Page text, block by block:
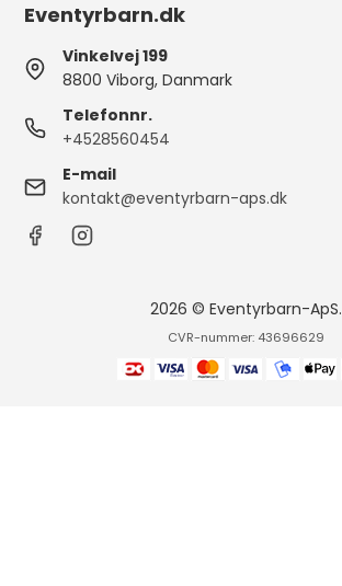
Eventyrbarn.dk
Vinkelvej 199
8800 Viborg, Danmark
Telefonnr.
+4528560454
E-mail
kontakt@eventyrbarn-aps.dk
2026 © Eventyrbarn-ApS.
CVR-nummer: 43696629